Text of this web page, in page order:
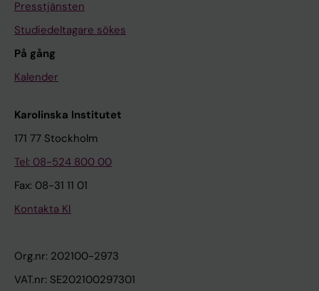
Presstjänsten
Studiedeltagare sökes
På gång
Kalender
Karolinska Institutet
171 77 Stockholm
Tel: 08-524 800 00
Fax: 08-31 11 01
Kontakta KI
Org.nr: 202100-2973
VAT.nr: SE202100297301